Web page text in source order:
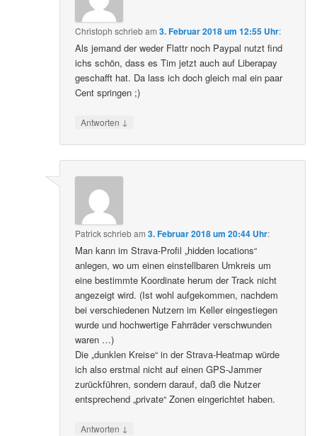
Christoph schriebam3. Februar 2018 um 12:55 Uhr:
Als jemand der weder Flattr noch Paypal nutzt find
ichs schön, dass es Tim jetzt auch auf Liberapay
geschafft hat. Da lass ich doch gleich mal ein paar
Cent springen ;)
Antworten ↓
Patrickschriebam3. Februar 2018 um 20:44 Uhr:
Man kann im Strava-Profil „hidden locations“
anlegen, wo um einen einstellbaren Umkreis um
eine bestimmte Koordinate herum der Track nicht
angezeigt wird. (Ist wohl aufgekommen, nachdem
bei verschiedenen Nutzern im Keller eingestiegen
wurde und hochwertige Fahrräder verschwunden
waren …)
Die „dunklen Kreise“ in der Strava-Heatmap würde
ich also erstmal nicht auf einen GPS-Jammer
zurückführen, sondern darauf, daß die Nutzer
entsprechend „private“ Zonen eingerichtet haben.
Antworten ↓